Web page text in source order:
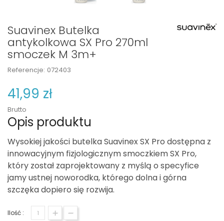
Suavinex Butelka
antykolkowa SX Pro 270ml
smoczek M 3m+
Referencje: 072403
41,99 zł
Brutto
Opis produktu
Wysokiej jakości butelka Suavinex SX Pro dostępna z
innowacyjnym fizjologicznym smoczkiem SX Pro,
który został zaprojektowany z myślą o specyfice
jamy ustnej noworodka, którego dolna i górna
szczęka dopiero się rozwija.
Ilość :